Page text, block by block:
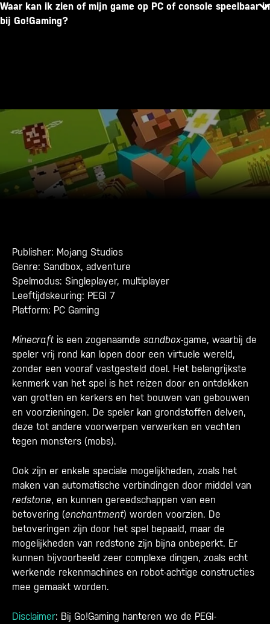
Waar kan ik zien of mijn game op PC of console speelbaar in
bij Go!Gaming?
Publisher: Mojang Studios
Genre: Sandbox, adventure
Spelmodus: Singleplayer, multiplayer
Leeftijdskeuring: PEGI 7
Platform: PC Gaming
Minecraftis een zogenaamde sandbox-game, waarbij de
speler vrij rond kan lopen door een virtuele wereld,
zonder een vooraf vastgesteld doel. Het belangrijkste
kenmerk van het spel is het reizen door en ontdekken
van grotten en kerkers en het bouwen van gebouwen
en voorzieningen. De speler kan grondstoffen delven,
deze tot andere voorwerpen verwerken en vechten
tegen monsters (mobs).
Ook zijn er enkele speciale mogelijkheden, zoals het
maken van automatische verbindingen door middel van
redstone, en kunnen gereedschappen van een
betovering (enchantment) worden voorzien. De
betoveringen zijn door het spel bepaald, maar de
mogelijkheden van redstone zijn bijna onbeperkt. Er
kunnen bijvoorbeeld zeer complexe dingen, zoals echt
werkende rekenmachines en robot-achtige constructies
mee gemaakt worden.
Disclaimer: Bij Go!Gaming hanteren we de PEGI-